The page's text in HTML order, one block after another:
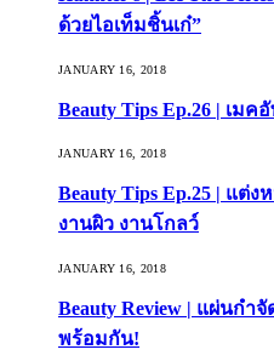
ด้วยไอเท็มชิ้นเก๋”
JANUARY 16, 2018
Beauty Tips Ep.26 | เม
JANUARY 16, 2018
Beauty Tips Ep.25 | แต่
งานผิว งานโกลว์
JANUARY 16, 2018
Beauty Review | แผ่นกำ
พร้อมกัน!